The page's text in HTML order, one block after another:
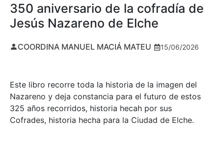
350 aniversario de la cofradía de
Jesús Nazareno de Elche
COORDINA MANUEL MACIÁ MATEU 15/06/2026
Este libro recorre toda la historia de la imagen del
Nazareno y deja constancia para el futuro de estos
325 años recorridos, historia hecah por sus
Cofrades, historia hecha para la Ciudad de Elche.